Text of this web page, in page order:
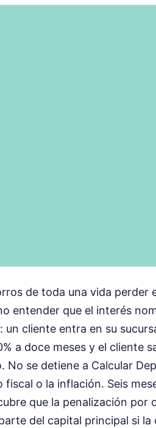
de toda una vida perder
entender que el interés
un cliente entra en su
a doce meses y el cliente
No se detiene a Calcular
o la inflación. Seis
que la penalización por
del capital principal si la